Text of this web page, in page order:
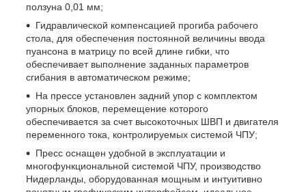
ползуна 0,01 мм;
Гидравлической компенсацией прогиба рабочего
стола, для обеспечения постоянной величины ввода
пуансона в матрицу по всей длине гибки, что
обеспечивает выполнение заданных параметров
сгибания в автоматическом режиме;
На прессе установлен задний упор с комплектом
упорных блоков, перемещение которого
обеспечивается за счет высокоточных ШВП и двигателя
переменного тока, контролируемых системой ЧПУ;
Пресс оснащен удобной в эксплуатации и
многофункциональной системой ЧПУ, производство
Нидерланды, оборудованная мощным и интуитивно